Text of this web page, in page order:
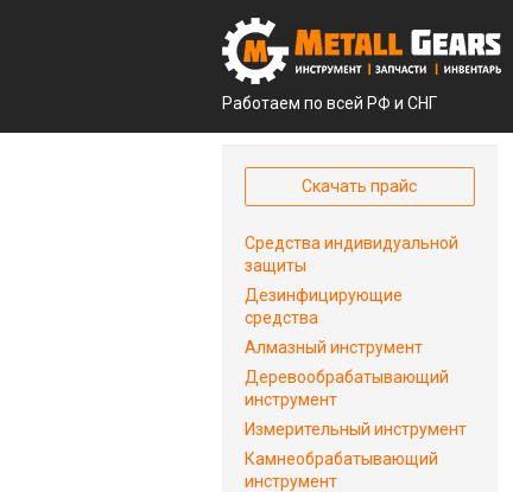
Работаем по всей РФ и СНГ
Скачать прайс
Средства индивидуальной
защиты
Дезинфицирующие
средства
Алмазный инструмент
Деревообрабатывающий
инструмент
Измерительный инструмент
Камнеобрабатывающий
инструмент